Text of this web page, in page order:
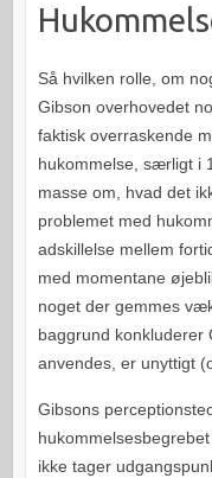
Så hvilken rolle, om
Gibson overhovedet
faktisk overraskende
hukommelse, særligt i
masse om, hvad det
problemet med
adskillelse mellem
med momentane
noget der gemmes
baggrund konkluderer
anvendes, er unyttigt
Gibsons
ikke tager